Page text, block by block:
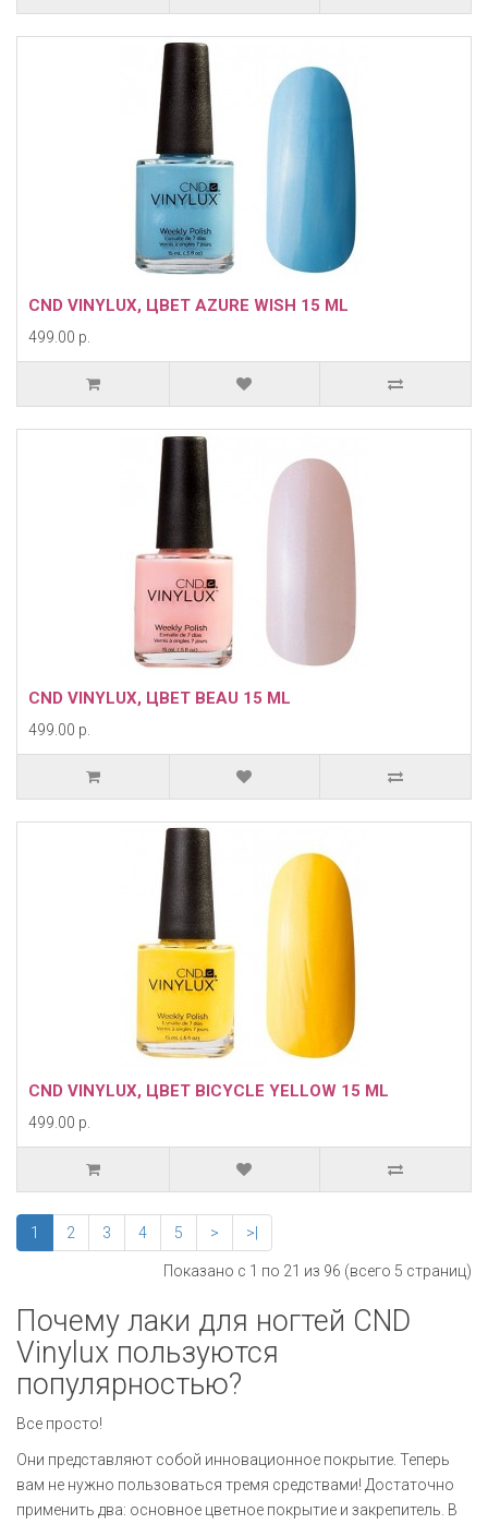
CND VINYLUX, ЦВЕТ AZURE WISH 15 ML
499.00 р.
CND VINYLUX, ЦВЕТ BEAU 15 ML
499.00 р.
CND VINYLUX, ЦВЕТ BICYCLE YELLOW 15 ML
499.00 р.
1 2 3 4 5 > >|
Показано с 1 по 21 из 96 (всего 5 страниц)
Почему лаки для ногтей CND
Vinylux пользуются
популярностью?
Все просто!
Они представляют собой инновационное покрытие. Теперь
вам не нужно пользоваться тремя средствами! Достаточно
применить два: основное цветное покрытие и закрепитель. В